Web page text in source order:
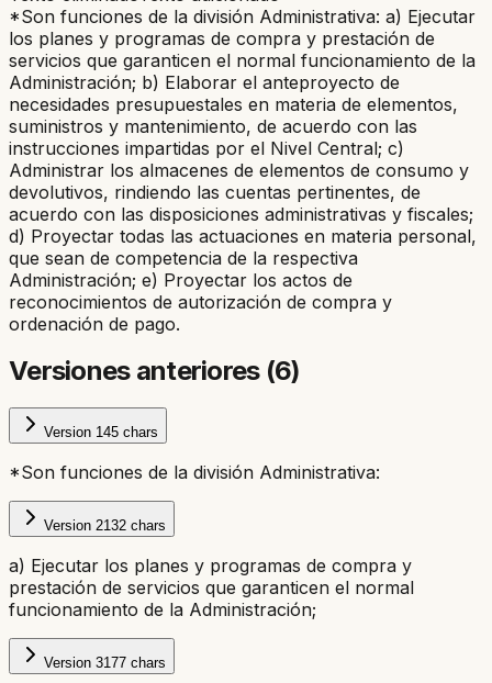
*Son funciones de la división Administrativa: a) Ejecutar
los planes y programas de compra y prestación de
servicios que garanticen el normal funcionamiento de la
Administración; b) Elaborar el anteproyecto de
necesidades presupuestales en materia de elementos,
suministros y mantenimiento, de acuerdo con las
instrucciones impartidas por el Nivel Central; c)
Administrar los almacenes de elementos de consumo y
devolutivos, rindiendo las cuentas pertinentes, de
acuerdo con las disposiciones administrativas y fiscales;
d) Proyectar todas las actuaciones en materia personal,
que sean de competencia de la respectiva
Administración; e) Proyectar los actos de
reconocimientos de autorización de compra y
ordenación de pago.
Versiones anteriores (6)
Version 145 chars
*Son funciones de la división Administrativa:
Version 2132 chars
a) Ejecutar los planes y programas de compra y
prestación de servicios que garanticen el normal
funcionamiento de la Administración;
Version 3177 chars